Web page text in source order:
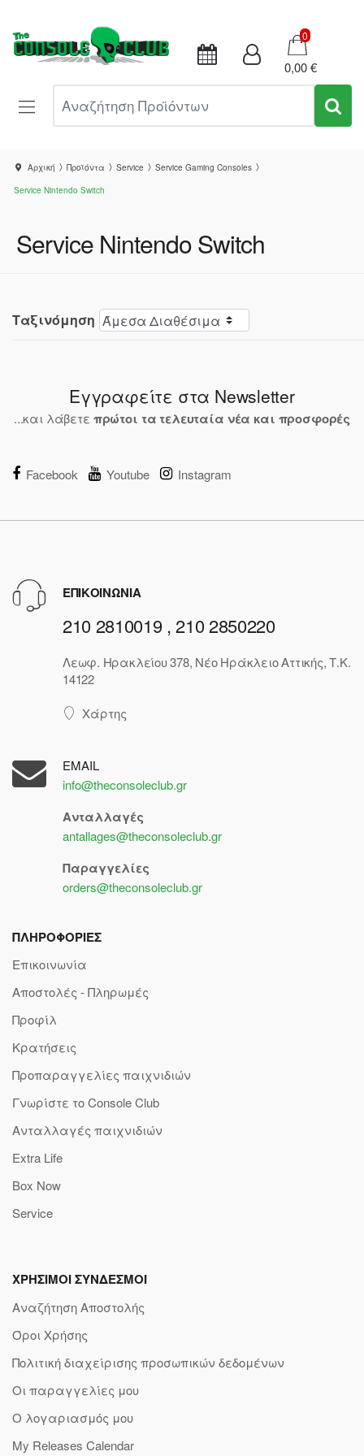
Καλάθι
0
0,00 €
Αρχική Προϊόντα Service
Service Gaming Consoles
Service Nintendo Switch
Service Nintendo Switch
Ταξινόμηση
Εγγραφείτε στα Newsletter
...και λάβετε πρώτοι τα τελευταία νέα και προσφορές
Facebook Youtube Instagram
ΕΠΙΚΟΙΝΩΝΙΑ
210 2810019 , 210 2850220
Λεωφ. Ηρακλείου 378, Νέο Ηράκλειο Αττικής, Τ.Κ.
14122
Χάρτης
EMAIL
info@theconsoleclub.gr
Ανταλλαγές
antallages@theconsoleclub.gr
Παραγγελίες
orders@theconsoleclub.gr
ΠΛΗΡΟΦΟΡΙΕΣ
Επικοινωνία
Αποστολές - Πληρωμές
Προφίλ
Κρατήσεις
Προπαραγγελίες παιχνιδιών
Γνωρίστε το Console Club
Ανταλλαγές παιχνιδιών
Extra Life
Box Now
Service
ΧΡΗΣΙΜΟΙ ΣΥΝΔΕΣΜΟΙ
Αναζήτηση Αποστολής
Όροι Χρήσης
Πολιτική διαχείρισης προσωπικών δεδομένων
Οι παραγγελίες μου
Ο λογαριασμός μου
My Releases Calendar